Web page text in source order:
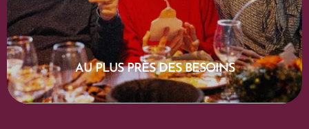
AU PLUS PRÈS DES BESOINS